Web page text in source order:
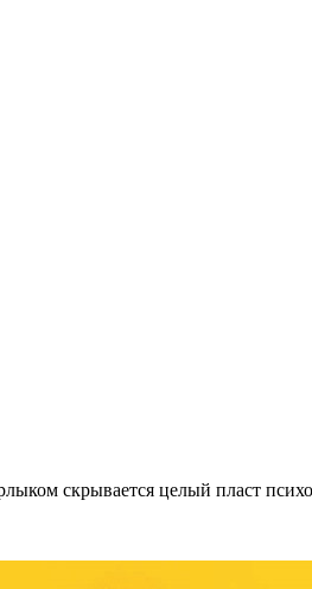
скрывается целый пласт